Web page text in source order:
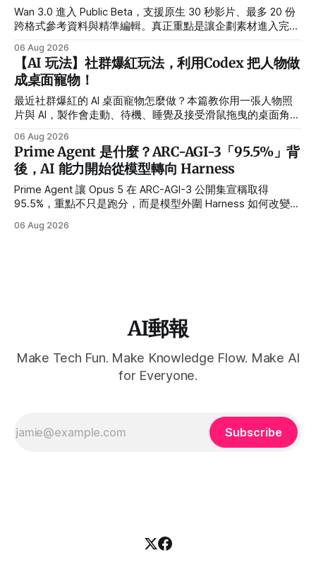
Wan 3.0 進入 Public Beta，支援原生 30 秒影片、最多 20 份
跨格式參考資料與精準編輯。真正重點是讓企劃素材進入完整
06 Aug 2026
【AI 玩法】社群爆紅玩法，利用Codex 把人物做
成桌面寵物！
最近社群爆紅的 AI 桌面寵物怎麼做？本篇教你用一張人物照
片與 AI，製作會走動、待機、睡覺及接受滑鼠拖曳的桌面角
06 Aug 2026
Prime Agent 是什麼？ARC-AGI-3「95.5%」背
後，AI 能力開始從模型轉向 Harness
Prime Agent 讓 Opus 5 在 ARC-AGI-3 公開集宣稱取得
95.5%，重點不只是跑分，而是模型外圍 Harness 如何改變長
06 Aug 2026
AI郵報
Make Tech Fun. Make Knowledge Flow. Make AI
for Everyone.
Subscribe